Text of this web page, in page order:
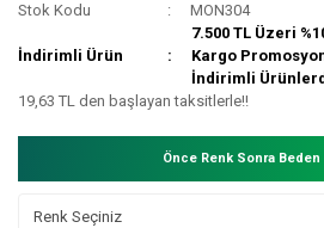
Stok Kodu
MON304
İndirimli Ürün
7.500 TL Üzeri
Kargo
İndirimli
19,63 TL den başlayan taksitlerle!!
Önce Renk Sonra